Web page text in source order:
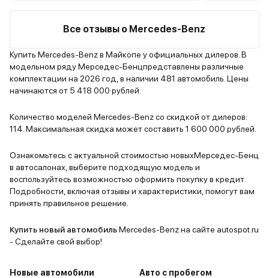
Все отзывы о Mercedes-Benz
Купить Mercedes-Benz в Майкопе у официальных дилеров. В
модельном ряду Мерседес-Бенцпредставлены различные
комплектации на 2026 год, в наличии 481 автомобиль. Цены
начинаются от 5 418 000 рублей.
Количество моделей Mercedes-Benz со скидкой от дилеров:
114. Максимальная скидка может составить 1 600 000 рублей.
Ознакомьтесь с актуальной стоимостью новыхМерседес-Бенц
в автосалонах, выберите подходящую модель и
воспользуйтесь возможностью оформить покупку в кредит.
Подробности, включая отзывы и характеристики, помогут вам
принять правильное решение.
Купить новый автомобильMercedes-Benz на сайте autospot.ru
- Сделайте свой выбор!
Новые автомобили
Авто с пробегом